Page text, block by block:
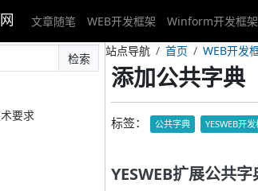
文章随笔 WEB开发框架 Winform开发框架
检索
要求
站点导航 首页 WEB开发
添加公共字典
标签： 公共字典 YESWEB开
YESWEB扩展公共字